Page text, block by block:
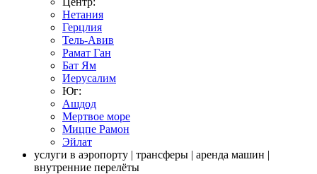
Нетания
Герцлия
Тель-Авив
Рамат Ган
Бат Ям
Иерусалим
Юг:
Ашдод
Мертвое море
Мицпе Рамон
Эйлат
услуги в аэропорту | трансферы | аренда машин |
внутренние перелёты